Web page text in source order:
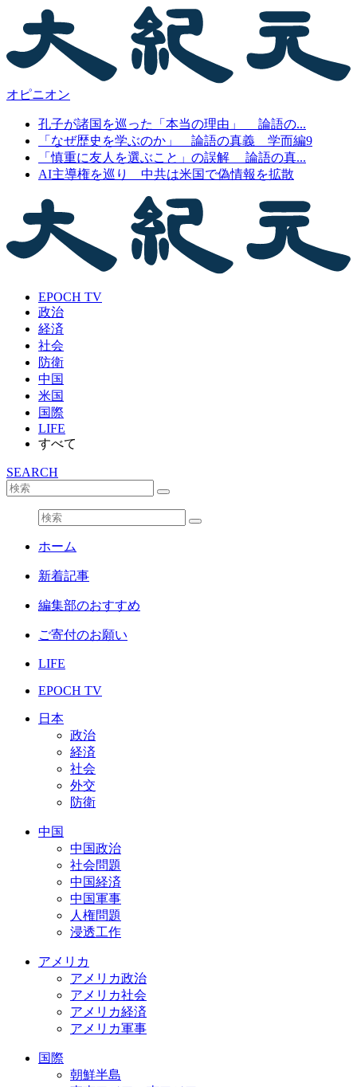
オピニオン
孔子が諸国を巡った「本当の理由」 論語の...
「なぜ歴史を学ぶのか」 論語の真義 学而編9
「慎重に友人を選ぶこと」の誤解 論語の真...
AI主導権を巡り 中共は米国で偽情報を拡散
EPOCH TV
政治
経済
社会
防衛
中国
米国
国際
LIFE
すべて
SEARCH
ホーム
新着記事
編集部のおすすめ
ご寄付のお願い
LIFE
EPOCH TV
日本
政治
経済
社会
外交
防衛
中国
中国政治
社会問題
中国経済
中国軍事
人権問題
浸透工作
アメリカ
アメリカ政治
アメリカ社会
アメリカ経済
アメリカ軍事
国際
朝鮮半島